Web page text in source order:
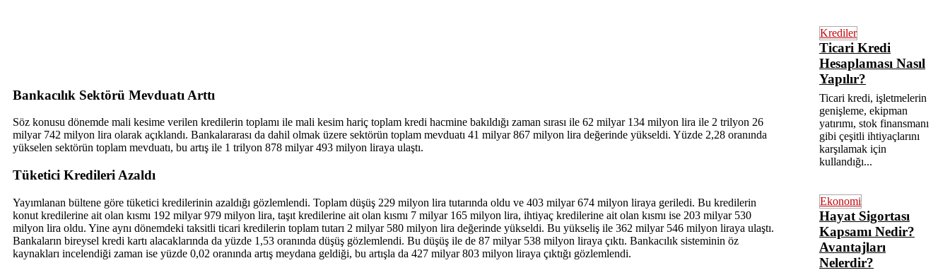
Bankacılık Sektörü Mevduatı Arttı
Söz konusu dönemde mali kesime verilen kredilerin toplamı ile mali kesim hariç toplam kredi hacmine bakıldığı zaman sırası ile 62 milyar 134 milyon lira ile 2 trilyon 26
milyar 742 milyon lira olarak açıklandı. Bankalararası da dahil olmak üzere sektörün toplam mevduatı 41 milyar 867 milyon lira değerinde yükseldi. Yüzde 2,28 oranında
yükselen sektörün toplam mevduatı, bu artış ile 1 trilyon 878 milyar 493 milyon liraya ulaştı.
Tüketici Kredileri Azaldı
Yayımlanan bültene göre tüketici kredilerinin azaldığı gözlemlendi. Toplam düşüş 229 milyon lira tutarında oldu ve 403 milyar 674 milyon liraya geriledi. Bu kredilerin
konut kredilerine ait olan kısmı 192 milyar 979 milyon lira, taşıt kredilerine ait olan kısmı 7 milyar 165 milyon lira, ihtiyaç kredilerine ait olan kısmı ise 203 milyar 530
milyon lira oldu. Yine aynı dönemdeki taksitli ticari kredilerin toplam tutarı 2 milyar 580 milyon lira değerinde yükseldi. Bu yükseliş ile 362 milyar 546 milyon liraya ulaştı.
Bankaların bireysel kredi kartı alacaklarında da yüzde 1,53 oranında düşüş gözlemlendi. Bu düşüş ile de 87 milyar 538 milyon liraya çıktı. Bankacılık sisteminin öz
kaynakları incelendiği zaman ise yüzde 0,02 oranında artış meydana geldiği, bu artışla da 427 milyar 803 milyon liraya çıktığı gözlemlendi.
Krediler
Ticari Kredi
Hesaplaması Nasıl
Yapılır?
Ticari kredi, işletmelerin
genişleme, ekipman
yatırımı, stok finansmanı
gibi çeşitli ihtiyaçlarını
karşılamak için
kullandığı...
Ekonomi
Hayat Sigortası
Kapsamı Nedir?
Avantajları
Nelerdir?